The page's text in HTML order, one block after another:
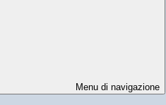
Menu di navigazione